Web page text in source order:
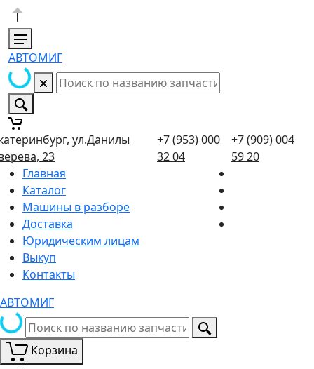
АВТОМИГ
ул.Данилы
23
+7 (953) 000
32 04
+7 (909) 004
59 20
Главная
Каталог
Машины в разборе
Доставка
Юридическим лицам
Выкуп
Контакты
АВТОМИГ
Корзина